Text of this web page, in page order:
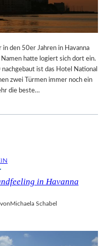
den 50er Jahren in Havanna
hatte logiert sich dort ein.
ist das Hotel National
zwei Türmen immer noch ein
die beste…
in Havanna
von Michaela Schabel